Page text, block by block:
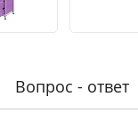
Вопрос - ответ